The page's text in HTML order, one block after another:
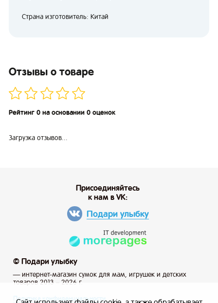
Страна изготовитель: Китай
Отзывы о товаре
Рейтинг 0 на основании 0 оценок
Загрузка отзывов...
© Подари улыбку
— интернет-магазин сумок для мам, игрушек и детских
товаров 2013 – 2026 г.
Присоединяйтесь
к нам в VK:
Подари улыбку
Политика конфиденциальности